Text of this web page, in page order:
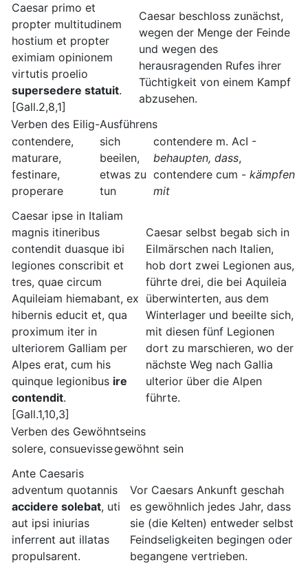
Caesar primo et
propter multitudinem
hostium et propter
eximiam opinionem
virtutis proelio
supersedere statuit.
[Gall.2,8,1]
Caesar beschloss zunächst,
wegen der Menge der Feinde
und wegen des
herausragenden Rufes ihrer
Tüchtigkeit von einem Kampf
abzusehen.
Verben des Eilig-Ausführens
contendere,
maturare,
festinare,
properare
sich
beeilen,
etwas zu
tun
contendere m. AcI -
behaupten, dass,
contendere cum - kämpfen
mit
Caesar ipse in Italiam
magnis itineribus
contendit duasque ibi
legiones conscribit et
tres, quae circum
Aquileiam hiemabant, ex
hibernis educit et, qua
proximum iter in
ulteriorem Galliam per
Alpes erat, cum his
quinque legionibus ire
contendit.
[Gall.1,10,3]
Caesar selbst begab sich in
Eilmärschen nach Italien,
hob dort zwei Legionen aus,
führte drei, die bei Aquileia
überwinterten, aus dem
Winterlager und beeilte sich,
mit diesen fünf Legionen
dort zu marschieren, wo der
nächste Weg nach Gallia
ulterior über die Alpen
führte.
Verben des Gewöhntseins
solere, consuevissegewöhnt sein
Ante Caesaris
adventum quotannis
accidere solebat, uti
aut ipsi iniurias
inferrent aut illatas
propulsarent.
Vor Caesars Ankunft geschah
es gewöhnlich jedes Jahr, dass
sie (die Kelten) entweder selbst
Feindseligkeiten begingen oder
begangene vertrieben.